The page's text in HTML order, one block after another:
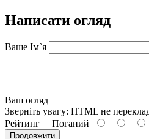
Написати огляд
Ваше Ім`я
Ваш огляд
Зверніть увагу: HTML не
Рейтинг Поганий
Продовжити